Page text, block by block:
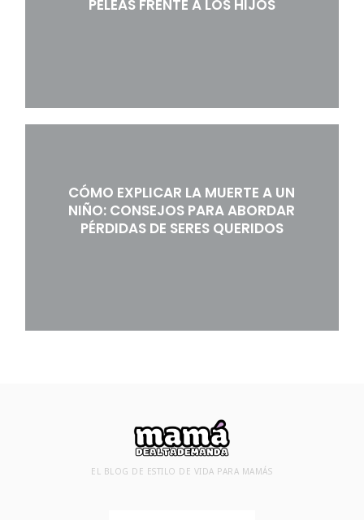
PELEAS FRENTE A LOS HIJOS
CÓMO EXPLICAR LA MUERTE A UN
NIÑO: CONSEJOS PARA ABORDAR
PÉRDIDAS DE SERES QUERIDOS
EL BLOG DE ESTILO DE VIDA PARA MAMÁS